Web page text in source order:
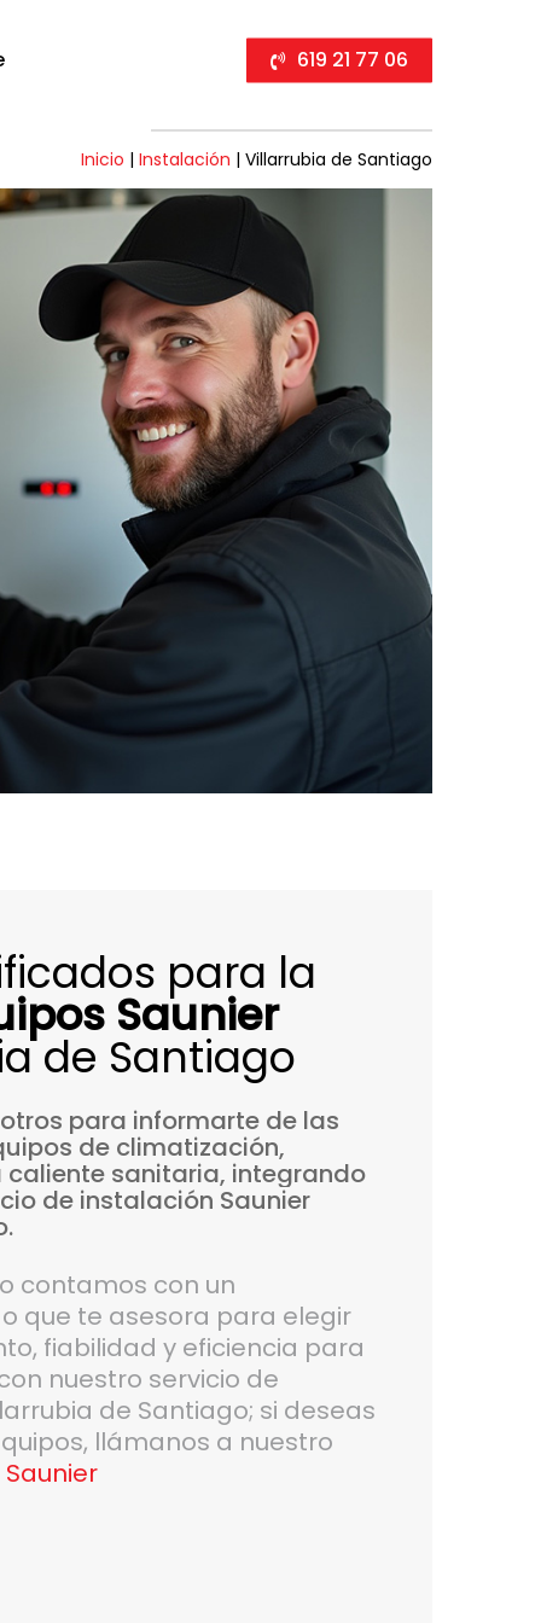
619 21 77 06
Inicio | Instalación | Villarrubia de Santiago
para la
Saunier
de Santiago
para informarte de las
de climatización,
caliente sanitaria, integrando
de instalación Saunier
contamos con un
que te asesora para elegir
fiabilidad y eficiencia para
nuestro servicio de
de Santiago; si deseas
llámanos a nuestro